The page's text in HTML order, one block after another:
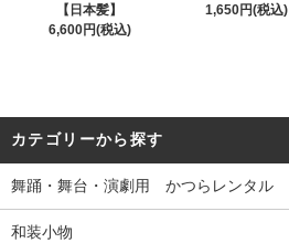
【日本髪】
6,600円(税込)
1,650円(税込)
カテゴリーから探す
舞踊・舞台・演劇用 かつらレンタル
和装小物